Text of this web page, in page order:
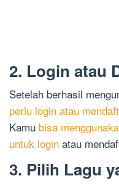
2. Login atau
Setelah berhasil
perlu login atau
Kamu bisa
untuk login atau
3. Pilih Lagu